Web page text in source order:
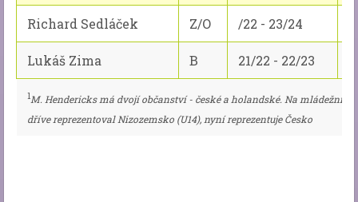
Richard Sedláček Z/O /22 - 23/24
Lukáš Zima B 21/22 - 22/23
1 M. Hendericks má dvojí občanství - české a holandské. Na
dříve reprezentoval Nizozemsko (U14), nyní reprezentuje Česko